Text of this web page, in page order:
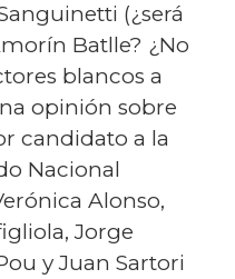
(¿será
Batlle? ¿No
blancos a
opinión sobre
candidato a la
Nacional
Alonso,
Jorge
y Juan Sartori